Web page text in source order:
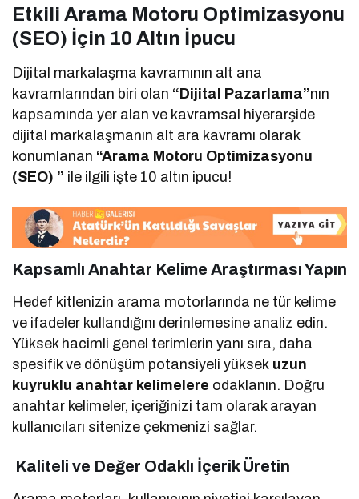
Etkili Arama Motoru Optimizasyonu
(SEO) İçin 10 Altın İpucu
Dijital markalaşma kavramının alt ana
kavramlarından biri olan “Dijital Pazarlama”nın
kapsamında yer alan ve kavramsal hiyerarşide
dijital markalaşmanın alt ara kavramı olarak
konumlanan “Arama Motoru Optimizasyonu
(SEO) ” ile ilgili işte 10 altın ipucu!
Kapsamlı Anahtar Kelime Araştırması Yapın
Hedef kitlenizin arama motorlarında ne tür kelime
ve ifadeler kullandığını derinlemesine analiz edin.
Yüksek hacimli genel terimlerin yanı sıra, daha
spesifik ve dönüşüm potansiyeli yüksek uzun
kuyruklu anahtar kelimelere odaklanın. Doğru
anahtar kelimeler, içeriğinizi tam olarak arayan
kullanıcıları sitenize çekmenizi sağlar.
Kaliteli ve Değer Odaklı İçerik Üretin